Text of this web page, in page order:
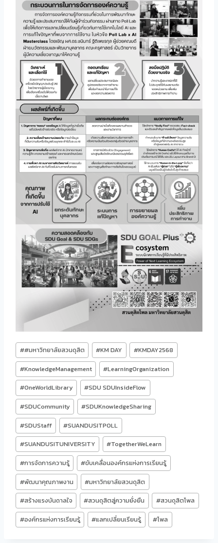
Post
Tags:
##มหาวิทยาลัยสวนดุสิต #KM DAY #KMDAY2568
#KnowledgeManagement #LearningOrganization
#OneWorldLibrary #SDU SDUInsideFlow
#SDUCommunity #SDUKnowledgeSharing
#SDUStaff #SUANDUSITPOLL
#SUANDUSITUNIVERSITY #TogetherWeLearn
#การจัดการความรู้ #ขับเคลื่อนองค์กรแห่งการเรียนรู้
#พัฒนาคุณภาพงาน #มหาวิทยาลัยสวนดุสิต
#สร้างแรงบันดาลใจ #สวนดุสิตสู่ความยั่งยืน #สวนดุสิตโพล
#องค์กรแห่งการเรียนรู้ #แลกเปลี่ยนเรียนรู้ #โพล